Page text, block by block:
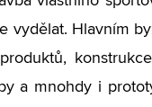
vydělat. Hlavním
a mnohdy i